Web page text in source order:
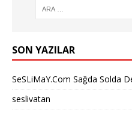
SON YAZILAR
SeSLiMaY.Com Sağda Solda
seslivatan